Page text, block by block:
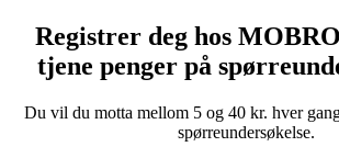
Registrer deg hos
tjene penger på
Du vil du motta mellom 5 og 40 kr. hver
spørreundersøkelse.